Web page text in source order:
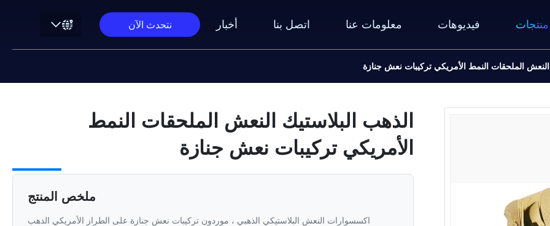
منتجات فيديوهات معلومات عنا اتصل بنا أخبار نتحدث الآن
النعش الملحقات النمط الأمريكي تركيبات نعش جنازة
الذهب البلاستيك النعش الملحقات النمط
الأمريكي تركيبات نعش جنازة
ملخص المنتج
اكسسوارات النعش البلاستيكي الذهبي ، موردون تركيبات نعش جنازة على الطراز الأمريكي الذهب